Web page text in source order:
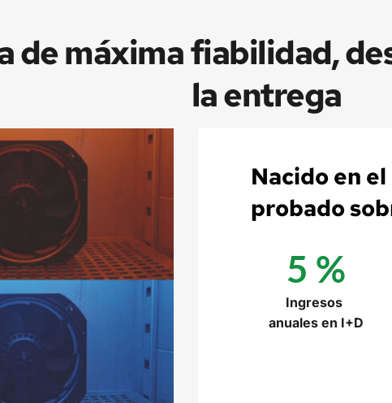
de máxima fiabilidad,
la entrega
Nacido en
probado
5 %
Ingresos
anuales en I+D